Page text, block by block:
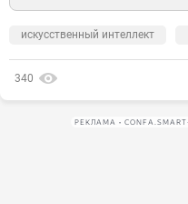
искусственный интеллект
340
РЕКЛАМА •